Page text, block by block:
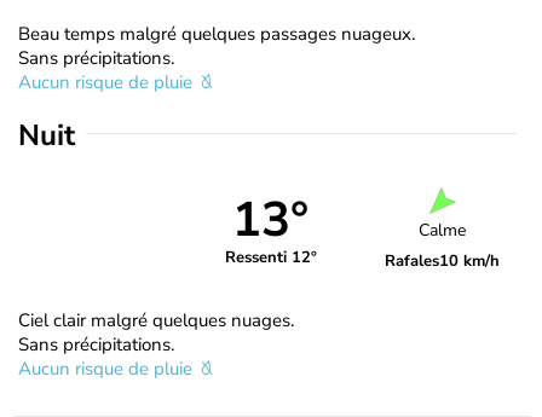
Beau temps malgré quelques passages nuageux.
Sans précipitations.
Aucun risque de pluie
Nuit
13°
Ressenti 12°
Calme
Rafales10 km/h
Ciel clair malgré quelques nuages.
Sans précipitations.
Aucun risque de pluie